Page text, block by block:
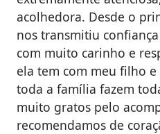
acolhedora. Desde o
nos transmitiu
com muito carinho e
ela tem com meu filho
toda a família fazem
muito gratos pelo
recomendamos de